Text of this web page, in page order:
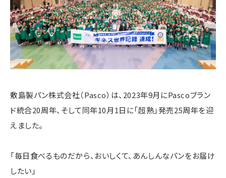
敷島製パン株式会社（Pasco）は、2023年9月にPascoブラン
ド統合20周年、そして同年10月1日に「超熟」発売25周年を迎
えました。
「毎日食べるものだから、おいしくて、あんしんなパンをお届け
したい」